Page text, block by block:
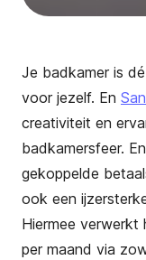
Je badkamer is
voor jezelf. En
creativiteit en
badkamersfeer.
gekoppelde
ook een
Hiermee verwerkt
per maand via